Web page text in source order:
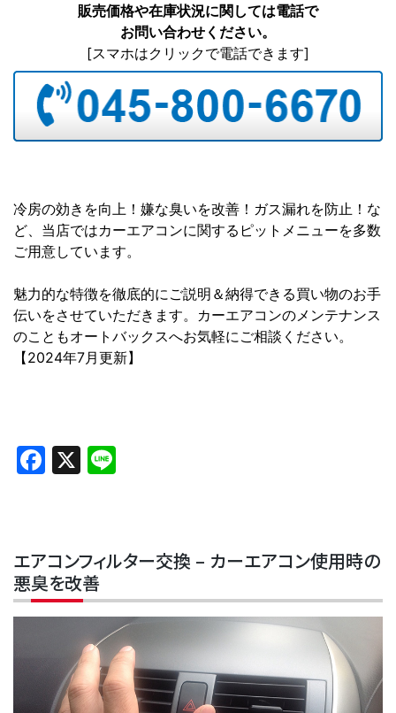
販売価格や在庫状況に関しては電話で
お問い合わせください。
[スマホはクリックで電話できます]
冷房の効きを向上！嫌な臭いを改善！ガス漏れを防止！な
ど、当店ではカーエアコンに関するピットメニューを多数
ご用意しています。
魅力的な特徴を徹底的にご説明＆納得できる買い物のお手
伝いをさせていただきます。カーエアコンのメンテナンス
のこともオートバックスへお気軽にご相談ください。
【2024年7月更新】
Facebook
X
エアコンフィルター交換 – カーエアコン使用時の
悪臭を改善